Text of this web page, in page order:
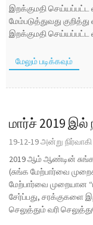
இறக்குமதி
மேம்படுத்துவது
இறக்குமதி செய்யப்பட்ட
மேலும் படிக்கவும்
மார்ச் 2019 இல்
19-12-19 அன்று
2019 ஆம் ஆண்டின்
(சுங்க மேற்பார்வை
மேற்பார்வை முறையான
சேர்ப்பது, சரக்குகளை
செலுத்தும் வரி